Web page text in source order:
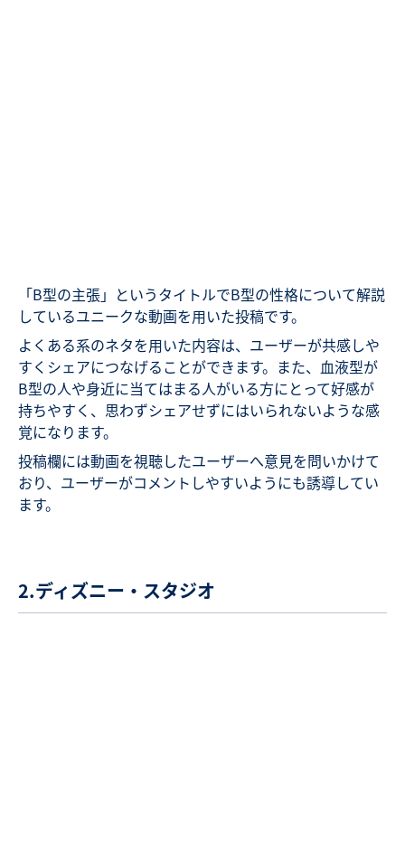
「B型の主張」というタイトルでB型の性格について解説
しているユニークな動画を用いた投稿です。
よくある系のネタを用いた内容は、ユーザーが共感しや
すくシェアにつなげることができます。また、血液型が
B型の人や身近に当てはまる人がいる方にとって好感が
持ちやすく、思わずシェアせずにはいられないような感
覚になります。
投稿欄には動画を視聴したユーザーへ意見を問いかけて
おり、ユーザーがコメントしやすいようにも誘導してい
ます。
2.ディズニー・スタジオ